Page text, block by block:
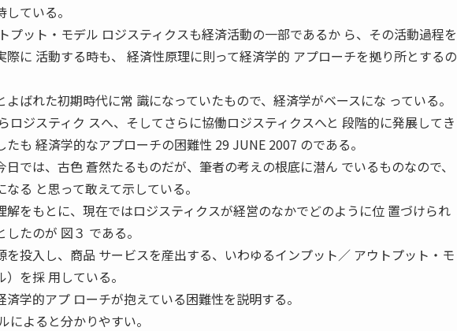
ている。
プット・モデル ロジスティクスも経済活動の一部であるか ら、その活動過程を
際に 活動する時も、 経済性原理に則って経済学的 アプローチを拠り所とするの
ばれた初期時代に常 識になっていたもので、経済学がベースにな っている。
ロジスティク スへ、そしてさらに協働ロジスティクスへと 段階的に発展してき
たも 経済学的なアプローチの困難性 29 JUNE 2007 のである。
日では、古色 蒼然たるものだが、筆者の考えの根底に潜ん でいるものなので、
る と思って敢えて示している。
解をもとに、現在ではロジスティクスが経営のなかでどのように位 置づけられ
たのが 図３ である。
を投入し、商品 サービスを産出する、いわゆるインプット／ アウトプット・モ
を採 用している。
学的アプ ローチが抱えている困難性を説明する。
によると分かりやすい。